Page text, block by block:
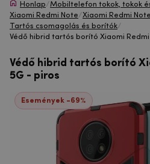
Honlap/Mobiltelefon tokok, tokok
Xiaomi Redmi Note/Xiaomi Redmi
Tartós csomagolás és borítók/
Védő hibrid tartós borító Xiaomi
Védő hibrid tartós borító
5G - piros
Események -69%